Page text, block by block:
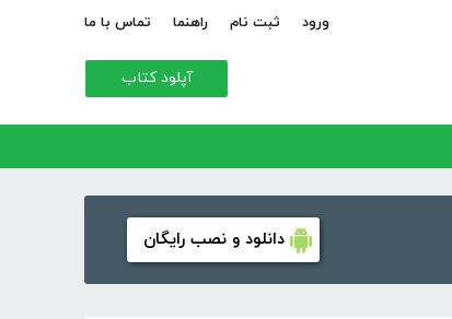
ورود ثبت نام راهنما تماس با ما
آپلود کتاب
دانلود و نصب رایگان